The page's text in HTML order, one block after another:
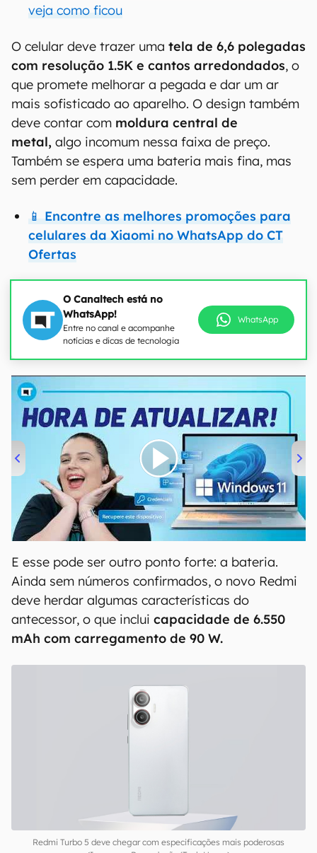
veja como ficou
O celular deve trazer uma tela de 6,6 polegadas
com resolução 1.5K e cantos arredondados, o
que promete melhorar a pegada e dar um ar
mais sofisticado ao aparelho. O design também
deve contar com moldura central de
metal, algo incomum nessa faixa de preço.
Também se espera uma bateria mais fina, mas
sem perder em capacidade.
📱 Encontre as melhores promoções para
celulares da Xiaomi no WhatsApp do CT
Ofertas
O Canaltech está no
WhatsApp!
Entre no canal e acompanhe
notícias e dicas de tecnologia
WhatsApp
00:00 04:52
E esse pode ser outro ponto forte: a bateria.
Ainda sem números confirmados, o novo Redmi
deve herdar algumas características do
antecessor, o que inclui capacidade de 6.550
mAh com carregamento de 90 W.
Redmi Turbo 5 deve chegar com especificações mais poderosas